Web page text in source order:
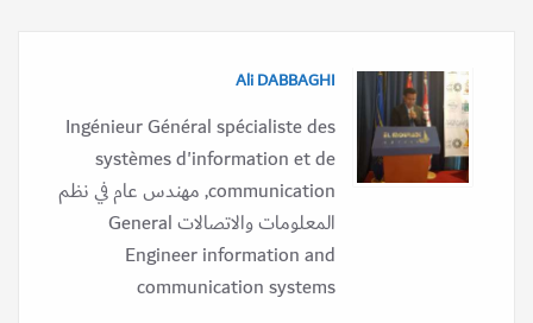
Ali DABBAGHI
Ingénieur Général spécialiste des
systèmes d'information et de
communication, مهندس عام في نظم
المعلومات والاتصالات General
Engineer information and
communication systems